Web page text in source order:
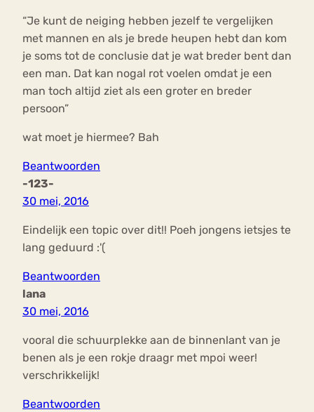
“Je kunt de neiging hebben jezelf te vergelijken
met mannen en als je brede heupen hebt dan kom
je soms tot de conclusie dat je wat breder bent dan
een man. Dat kan nogal rot voelen omdat je een
man toch altijd ziet als een groter en breder
persoon”
wat moet je hiermee? Bah
Beantwoorden
-123-
30 mei, 2016
Eindelijk een topic over dit!! Poeh jongens ietsjes te
lang geduurd :'(
Beantwoorden
lana
30 mei, 2016
vooral die schuurplekke aan de binnenlant van je
benen als je een rokje draagr met mpoi weer!
verschrikkelijk!
Beantwoorden